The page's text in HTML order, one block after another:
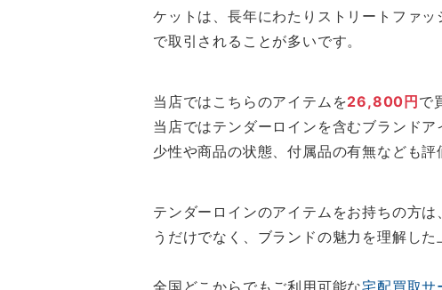
ケットは、長年にわたりストリートファ
で取引されることが多いです。
当店ではこちらのアイテムを26,800円 で
当店ではテンダーロインを含むブランド
少性や商品の状態、付属品の有無なども評
テンダーロインのアイテムをお持ちの方
うだけでなく、ブランドの魅力を理解し
全国どこからでもご利用可能な宅配買取サ